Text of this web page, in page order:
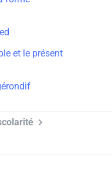
et le présent